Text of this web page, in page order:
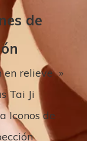
de
en relieve »
Tai Ji
Iconos de